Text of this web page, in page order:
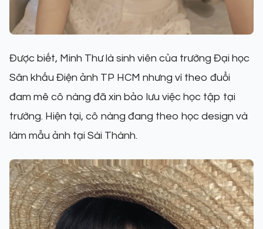
Được biết, Minh Thư là sinh viên của trường Đại học
Sân khấu Điện ảnh TP HCM nhưng vì theo đuổi
đam mê cô nàng đã xin bảo lưu việc học tập tại
trường. Hiện tại, cô nàng đang theo học design và
làm mẫu ảnh tại Sài Thành.